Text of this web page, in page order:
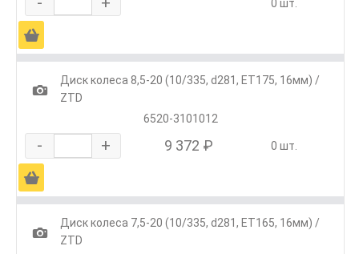
0 шт.
Ä
1
Диск колеса 8,5-20 (10/335, d281, ET175, 16мм) /
ZTD
6520-3101012
- + 9 372 ₽ 0 шт.
Ä
1
Диск колеса 7,5-20 (10/335, d281, ET165, 16мм) /
ZTD